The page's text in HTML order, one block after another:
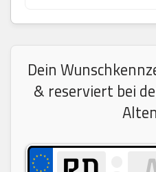
Dein
& reserviert bei